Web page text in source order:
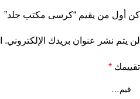
كن أول من يقيم “كرسى مكتب جلد”
لن يتم نشر عنوان بريدك الإلكتروني.
تقييمك *